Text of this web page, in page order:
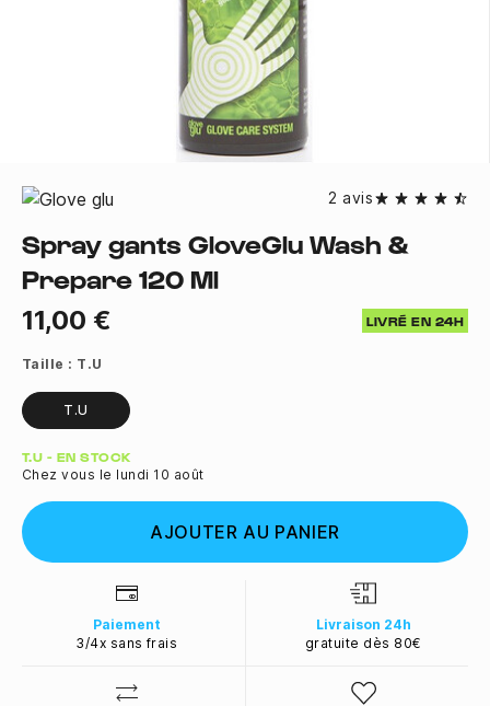
2 avis
Spray gants GloveGlu Wash &
Prepare 120 Ml
11,00 € LIVRÉ EN 24H
Taille : T.U
T.U
Quantité
T.U - EN STOCK
Chez vous le lundi 10 août
AJOUTER AU PANIER
Paiement
3/4x sans frais
Livraison 24h
gratuite dès 80€